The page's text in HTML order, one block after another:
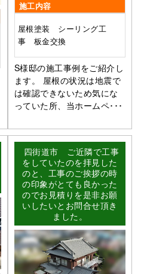
施工内容
屋根塗装 シーリング工
事 板金交換
S様邸の施工事例をご紹介し
ます。 屋根の状況は地震で
は確認できないため気にな
っていた所、当ホームペ･･･
四街道市 ご近隣で工事
をしていたのを拝見した
のと、工事のご挨拶の時
の印象がとても良かった
のでお見積りを是非お願
いしたいとお問合せ頂き
ました。